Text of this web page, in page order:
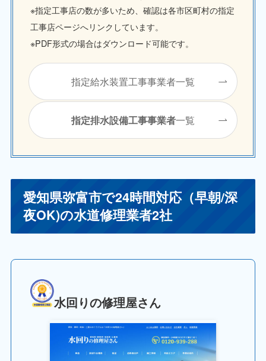
※指定工事店の数が多いため、確認は各市区町村の指定
工事店ページへリンクしています。
※PDF形式の場合はダウンロード可能です。
指定給水装置工事事業者一覧
指定排水設備工事事業者一覧
愛知県弥富市で24時間対応（早朝/深
夜OK)の水道修理業者2社
水回りの修理屋さん